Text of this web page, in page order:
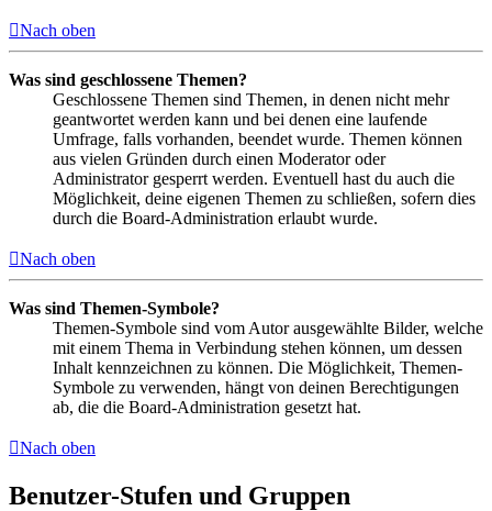
Nach oben
Was sind geschlossene Themen?
Geschlossene Themen sind Themen, in denen nicht mehr
geantwortet werden kann und bei denen eine laufende
Umfrage, falls vorhanden, beendet wurde. Themen können
aus vielen Gründen durch einen Moderator oder
Administrator gesperrt werden. Eventuell hast du auch die
Möglichkeit, deine eigenen Themen zu schließen, sofern dies
durch die Board-Administration erlaubt wurde.
Nach oben
Was sind Themen-Symbole?
Themen-Symbole sind vom Autor ausgewählte Bilder, welche
mit einem Thema in Verbindung stehen können, um dessen
Inhalt kennzeichnen zu können. Die Möglichkeit, Themen-
Symbole zu verwenden, hängt von deinen Berechtigungen
ab, die die Board-Administration gesetzt hat.
Nach oben
Benutzer-Stufen und Gruppen